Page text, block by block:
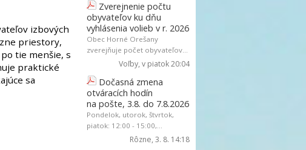
izbových
priestory,
tie menšie, s
praktické
sa
Zverejnenie počtu
obyvateľov ku dňu
vyhlásenia volieb v r. 2026
Obec Horné Orešany
zverejňuje počet obyvateľov...
Voľby, v piatok 20:04
Dočasná zmena
otváracích hodín
na pošte, 3.8. do 7.8.2026
Pondelok, utorok, štvrtok,
piatok: 12:00 - 15:00,...
Rôzne, 3. 8. 14:18